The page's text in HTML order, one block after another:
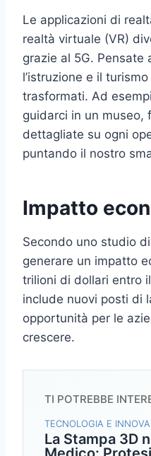
Le applicazioni di
realtà virtuale (VR)
grazie al 5G. Pensate
l’istruzione e il
trasformati. Ad
guidarci in un museo,
dettagliate su ogni
puntando il nostro
Impatto
Secondo uno studio di
generare un impatto
trilioni di dollari entro
include nuovi posti di
opportunità per le
crescere.
TI POTREBBE
TECNOLOGIA E
La Stampa 3D